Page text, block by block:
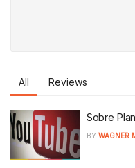
All Reviews
Sobre
BY WAGNER